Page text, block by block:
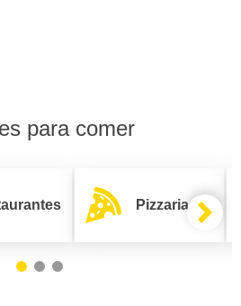
para comer
Pizzarias